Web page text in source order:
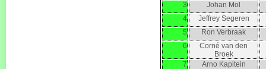
3
Johan Mol
4
Jeffrey Segeren
5
Ron Verbraak
6
Corné van den
Broek
7
Arno Kapitein